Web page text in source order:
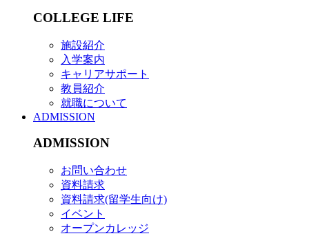
COLLEGE LIFE
施設紹介
入学案内
キャリアサポート
教員紹介
就職について
ADMISSION
ADMISSION
お問い合わせ
資料請求
資料請求(留学生向け)
イベント
オープンカレッジ